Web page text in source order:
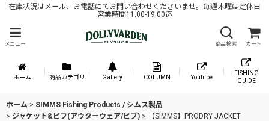
在庫状況はメール、お電話にてお問い合わせくださいませ。毎週木曜は定休日
営業時間11:00-19:00迄
メニュー 商品検索 カート
ホーム 商品カテゴリ Gallery COLUMN Youtube
FISHING
GUIDE
ホーム > SIMMS Fishing Products / シムス製品
> ジャケット&ビフ(アウターウェア/ピブ) > 【SIMMS】PRODRY JACKET